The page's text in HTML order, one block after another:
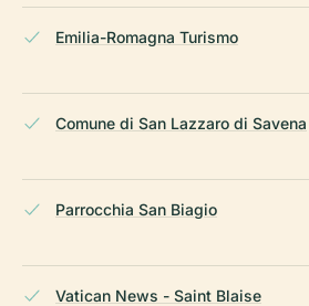
Emilia-Romagna Turismo
Comune di San Lazzaro di Savena
Parrocchia San Biagio
Vatican News - Saint Blaise